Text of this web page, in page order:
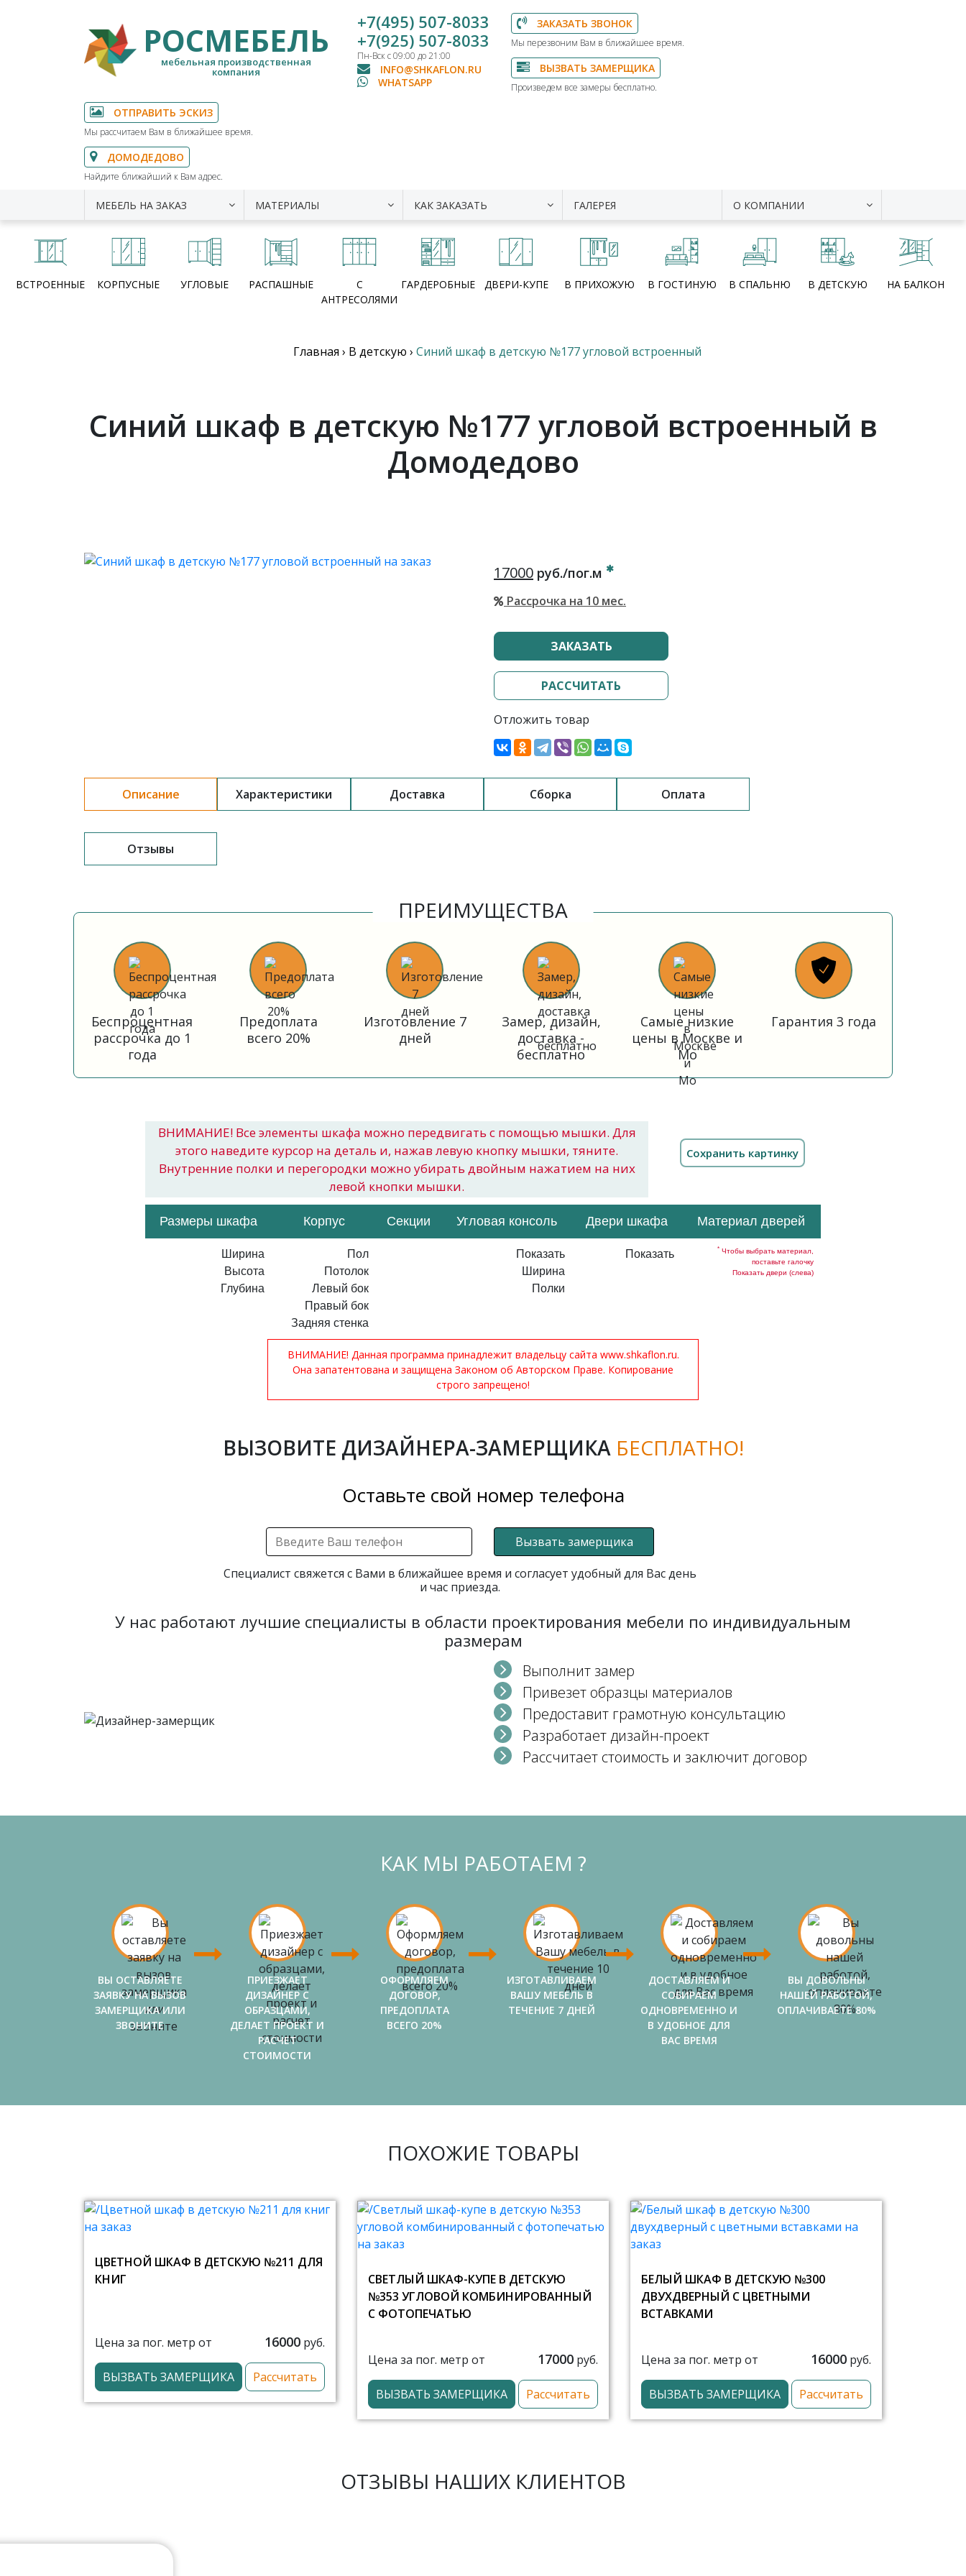
РОСМЕБЕЛЬ
мебельная производственная
компания
+7(495) 507-8033
+7(925) 507-8033
Пн-Вск с 09:00 до 21:00
INFO@SHKAFLON.RU
WHATSAPP
ЗАКАЗАТЬ ЗВОНОК
Мы перезвоним Вам в ближайшее время.
ВЫЗВАТЬ ЗАМЕРЩИКА
Произведем все замеры бесплатно.
ОТПРАВИТЬ ЭСКИЗ
Мы рассчитаем Вам в ближайшее время.
ДОМОДЕДОВО
Найдите ближайший к Вам адрес.
МЕБЕЛЬ НА ЗАКАЗ МАТЕРИАЛЫ КАК ЗАКАЗАТЬ ГАЛЕРЕЯ О КОМПАНИИ
ВСТРОЕННЫЕ КОРПУСНЫЕ УГЛОВЫЕ РАСПАШНЫЕ
С
АНТРЕСОЛЯМИ
ГАРДЕРОБНЫЕ ДВЕРИ-КУПЕ В ПРИХОЖУЮ В ГОСТИНУЮ В СПАЛЬНЮ В ДЕТСКУЮ НА БАЛКОН
Главная › В детскую › Синий шкаф в детскую №177 угловой встроенный
Синий шкаф в детскую №177 угловой встроенный в
Домодедово
17000 руб./пог.м
Рассрочка на 10 мес.
ЗАКАЗАТЬ
РАССЧИТАТЬ
Отложить товар
Описание Характеристики Доставка Сборка Оплата
Отзывы
ПРЕИМУЩЕСТВА
Беспроцентная
рассрочка до 1
года
Предоплата
всего 20%
Изготовление 7
дней
Замер, дизайн,
доставка -
бесплатно
Самые низкие
цены в Москве и
Мо
Гарантия 3 года
ВНИМАНИЕ! Все элементы шкафа можно передвигать с помощью мышки. Для
этого наведите курсор на деталь и, нажав левую кнопку мышки, тяните.
Внутренние полки и перегородки можно убирать двойным нажатием на них
левой кнопки мышки.
Размеры шкафа Корпус Секции Угловая консоль Двери шкафа Материал дверей
Ширина
Высота
Глубина
Пол
Потолок
Левый бок
Правый бок
Задняя стенка
Показать
Ширина
Полки
Показать * Чтобы выбрать материал,
поставьте галочку
Показать двери (слева)
ВНИМАНИЕ! Данная программа принадлежит владельцу сайта www.shkaflon.ru.
Она запатентована и защищена Законом об Авторском Праве. Копирование
строго запрещено!
ВЫЗОВИТЕ ДИЗАЙНЕРА-ЗАМЕРЩИКА БЕСПЛАТНО!
Оставьте свой номер телефона
Вызвать замерщика
Специалист свяжется с Вами в ближайшее время и согласует удобный для Вас день
и час приезда.
У нас работают лучшие специалисты в области проектирования мебели по индивидуальным
размерам
Выполнит замер
Привезет образцы материалов
Предоставит грамотную консультацию
Разработает дизайн-проект
Рассчитает стоимость и заключит договор
КАК МЫ РАБОТАЕМ ?
ВЫ ОСТАВЛЯЕТЕ
ЗАЯВКУ НА ВЫЗОВ
ЗАМЕРЩИКА ИЛИ
ЗВОНИТЕ
ПРИЕЗЖАЕТ
ДИЗАЙНЕР С
ОБРАЗЦАМИ,
ДЕЛАЕТ ПРОЕКТ И
РАСЧЕТ
СТОИМОСТИ
ОФОРМЛЯЕМ
ДОГОВОР,
ПРЕДОПЛАТА
ВСЕГО 20%
ИЗГОТАВЛИВАЕМ
ВАШУ МЕБЕЛЬ В
ТЕЧЕНИЕ 7 ДНЕЙ
ДОСТАВЛЯЕМ И
СОБИРАЕМ
ОДНОВРЕМЕННО И
В УДОБНОЕ ДЛЯ
ВАС ВРЕМЯ
ВЫ ДОВОЛЬНЫ
НАШЕЙ РАБОТОЙ,
ОПЛАЧИВАЕТЕ 80%
ПОХОЖИЕ ТОВАРЫ
ЦВЕТНОЙ ШКАФ В ДЕТСКУЮ №211 ДЛЯ
КНИГ
Цена за пог. метр от 16000 руб.
ВЫЗВАТЬ ЗАМЕРЩИКА Рассчитать
СВЕТЛЫЙ ШКАФ-КУПЕ В ДЕТСКУЮ
№353 УГЛОВОЙ КОМБИНИРОВАННЫЙ
С ФОТОПЕЧАТЬЮ
Цена за пог. метр от 17000 руб.
ВЫЗВАТЬ ЗАМЕРЩИКА Рассчитать
БЕЛЫЙ ШКАФ В ДЕТСКУЮ №300
ДВУХДВЕРНЫЙ С ЦВЕТНЫМИ
ВСТАВКАМИ
Цена за пог. метр от 16000 руб.
ВЫЗВАТЬ ЗАМЕРЩИКА Рассчитать
ОТЗЫВЫ НАШИХ КЛИЕНТОВ